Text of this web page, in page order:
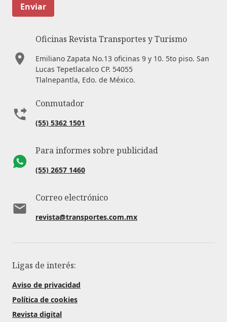
Enviar
Oficinas Revista Transportes y Turismo
Emiliano Zapata No.13 oficinas 9 y 10. 5to piso. San
Lucas Tepetlacalco CP. 54055
Tlalnepantla, Edo. de México.
Conmutador
(55) 5362 1501
Para informes sobre publicidad
(55) 2657 1460
Correo electrónico
revista@transportes.com.mx
Ligas de interés:
Aviso de privacidad
Política de cookies
Revista digital